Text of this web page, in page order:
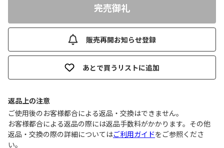
完売御礼
販売再開お知らせ登録
あとで買うリストに追加
返品上の注意
ご使用後のお客様都合による返品・交換はできません｡
お客様都合による返品の際には返品手数料がかかります。その他
返品・交換の際の詳細についてはご利用ガイドをご参照くださ
い。